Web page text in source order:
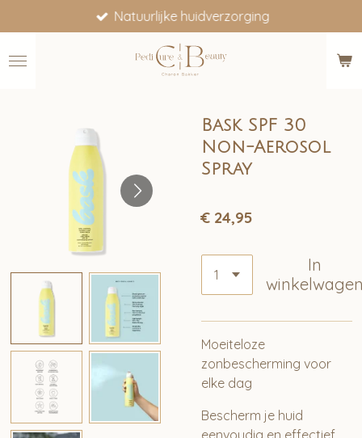
direct
naar
Natuurlijke huidverzorging
Bask SPF 30
Non-Aerosol
Spray
€ 24,95
In
Moeiteloze
zonbescherming voor
elke dag
Bescherm je huid
eenvoudig en effectief